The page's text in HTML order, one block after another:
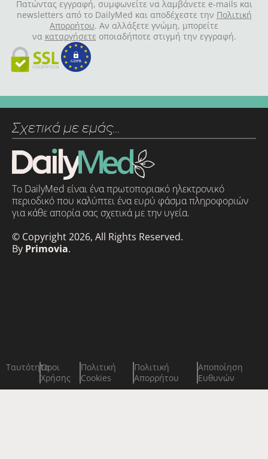
Πατώντας εγγραφή, συμφωνείτε να λαμβάνετε e-mails και
newsletters από το DailyMed και αποδέχεστε την Πολιτική
Απορρήτου. Αν αλλάξετε γνώμη, μπορείτε
να καταργήσετε οποιαδήποτε στιγμή την εγγραφή.
Σχετικά με εμάς…
Το DailyMed είναι ένα πρωτοποριακό ηλεκτρονικό
περιοδικό που καλύπτει ένα ευρύ φάσμα πληροφοριών
για κάθε απορία σας σχετικά με την υγεία.
© Copyright 2026, All Rights Reserved.
By Primovia.
ΤαυτότηταΌροι
Χρήσης
Πολιτική
Cookies
Πολιτική
Απορρήτου
Αποποίηση
Ευθυνών